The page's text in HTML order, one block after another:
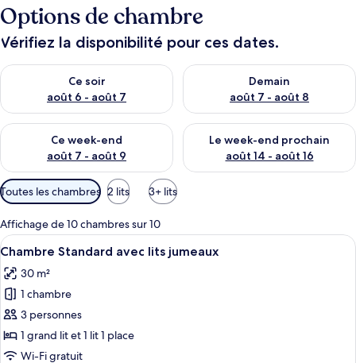
Options de chambre
Vérifiez la disponibilité pour ces dates.
Ce soir
août 6 - août 7
Vérifier la disponibilité pour ce soir août 6 - août 7
Demain
août 7 - août 8
Vérifier la disponibilité pour
Ce week-end
août 7 - août 9
Vérifier la disponibilité pour ce week-end août 7 - août 9
Le week-end prochain
août 14 - août 16
Vérifier la disponibilité pour
Filtres
disponibles
pour
les
chambres
Toutes les chambres 2 lits 3+ lits
Affichage de 10 chambres sur 10
Afficher
toutes
les
photos
pour
ce
type
Une chambre d’hôtel avec deux
4
Chambre Standard avec lits jumeaux
30 m²
1 chambre
3 personnes
1 grand lit et 1 lit 1 place
Wi-Fi gratuit